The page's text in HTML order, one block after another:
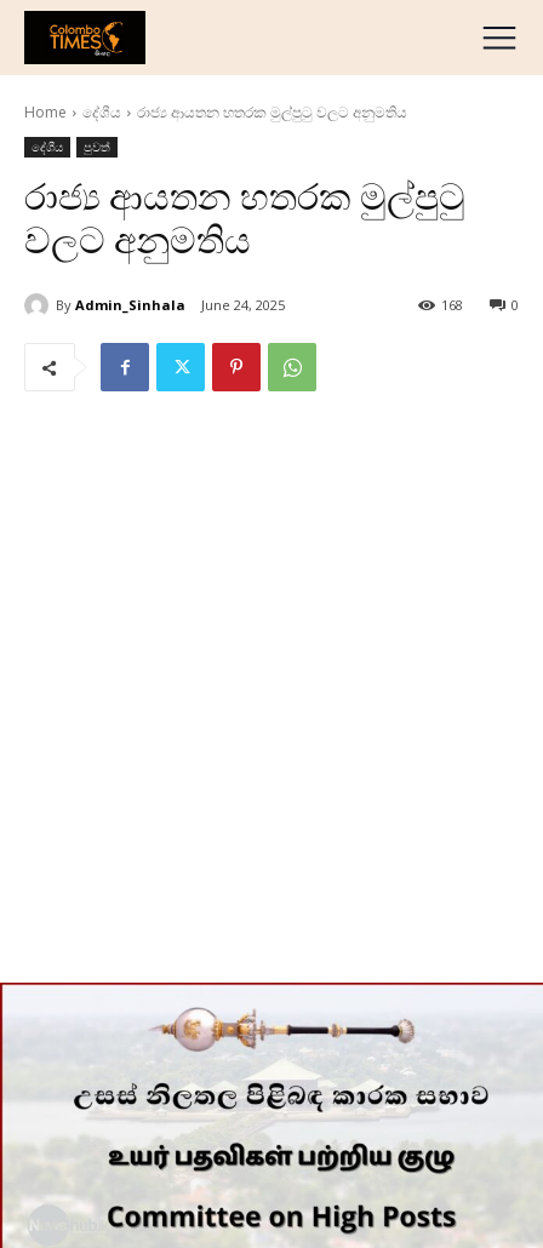
දේශීය
ජාත්‍යන්තර
අධ්‍යාපනික
හෝටල් සහ සංචාරක
English
Home දේශීය රාජ්‍ය ආයතන හතරක මුල්පුටු වලට අනුමතිය
දේශීය පුවත්
රාජ්‍ය ආයතන හතරක මුල්පුටු
වලට අනුමතිය
By Admin_Sinhala June 24, 2025 0
168